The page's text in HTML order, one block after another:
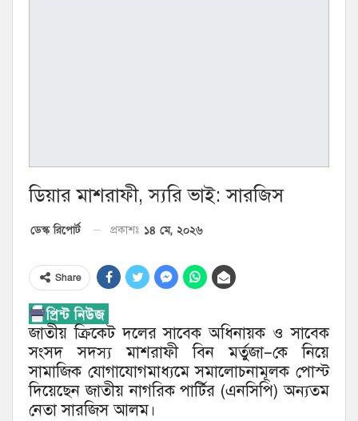
ডিয়ার মাশরাফী, স্যরি ভাই: সারজিস
ডেস্ক রিপোর্ট প্রকাশঃ ১৪ মে, ২০২৬
Share
জাতীয় ক্রিকেট দলের সাবেক অধিনায়ক ও সাবেক
সংসদ সদস্য মাশরাফী বিন মর্তুজা–কে নিয়ে
সামাজিক যোগাযোগমাধ্যমে সমালোচনামূলক পোস্ট
দিয়েছেন জাতীয় নাগরিক পার্টির (এনসিপি) অন্যতম
নেতা সারজিস আলম।